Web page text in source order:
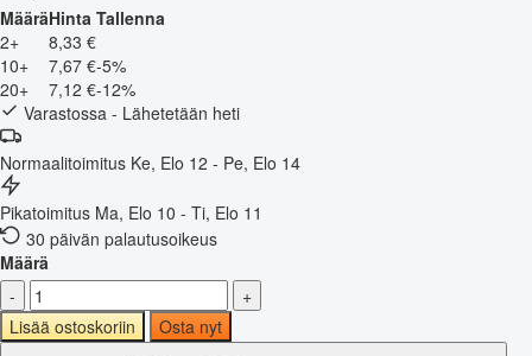
MääräHinta Tallenna
2+
8,33 €
10+
7,67 €-5%
20+
7,12 €-12%
Varastossa - Lähetetään heti
Normaalitoimitus Ke, Elo 12 - Pe, Elo 14
Pikatoimitus Ma, Elo 10 - Ti, Elo 11
30 päivän palautusoikeus
Määrä
-
+
Lisää ostoskoriin
Osta nyt